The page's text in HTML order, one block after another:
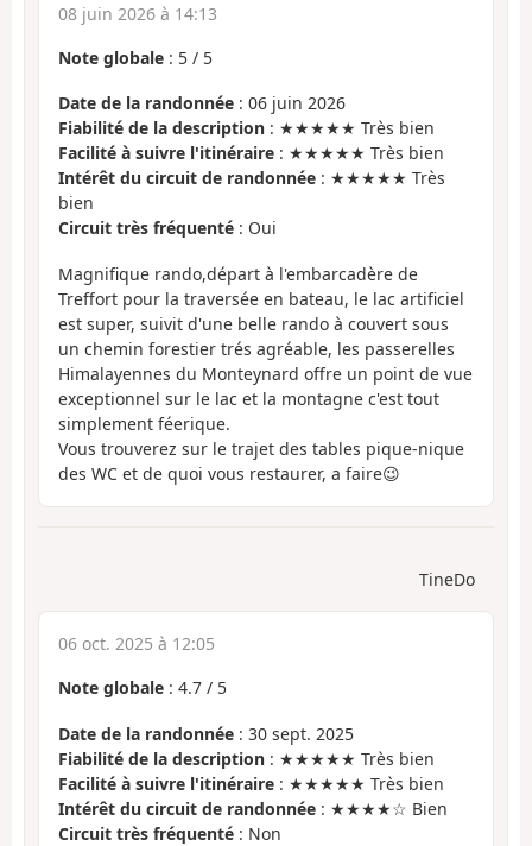
08 juin 2026 à 14:13
Note globale : 5 / 5
Date de la randonnée : 06 juin 2026
Fiabilité de la description : ★★★★★ Très bien
Facilité à suivre l'itinéraire : ★★★★★ Très bien
Intérêt du circuit de randonnée : ★★★★★ Très
bien
Circuit très fréquenté : Oui
Magnifique rando,départ à l'embarcadère de
Treffort pour la traversée en bateau, le lac artificiel
est super, suivit d'une belle rando à couvert sous
un chemin forestier trés agréable, les passerelles
Himalayennes du Monteynard offre un point de vue
exceptionnel sur le lac et la montagne c'est tout
simplement féerique.
Vous trouverez sur le trajet des tables pique-nique
des WC et de quoi vous restaurer, a faire😉
TineDo
06 oct. 2025 à 12:05
Note globale : 4.7 / 5
Date de la randonnée : 30 sept. 2025
Fiabilité de la description : ★★★★★ Très bien
Facilité à suivre l'itinéraire : ★★★★★ Très bien
Intérêt du circuit de randonnée : ★★★★☆ Bien
Circuit très fréquenté : Non